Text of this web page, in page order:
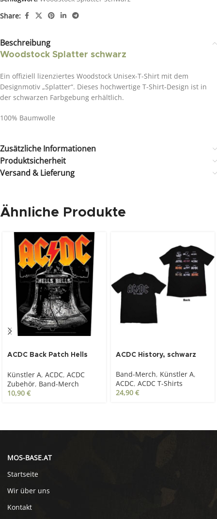
Share:
Beschreibung
Woodstock Splatter schwarz
Ein offiziell lizenziertes Woodstock Unisex-T-Shirt mit dem
Designmotiv „Splatter“. Dieses hochwertige T-Shirt-Design ist in
der schwarzen Farbgebung erhältlich.
100% Baumwolle
Zusätzliche Informationen
Produktsicherheit
Versand & Lieferung
Ähnliche Produkte
ACDC Back Patch Hells
Künstler A, ACDC, ACDC
Zubehör, Band-Merch
10,90 €
ACDC History, schwarz
Band-Merch, Künstler A,
ACDC, ACDC T-Shirts
24,90 €
MOS-BASE.AT
Startseite
Wir über uns
Kontakt